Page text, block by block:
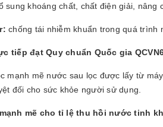
sung khoáng chất, chất điện giải,
chống tái nhiễm khuẩn trong quá trình
tiếp đạt Quy chuẩn Quốc gia
mạnh mẽ nước sau lọc được lấy từ
đối cho sức khỏe người sử dụng.
mẽ cho tỉ lệ thu hồi nước tinh